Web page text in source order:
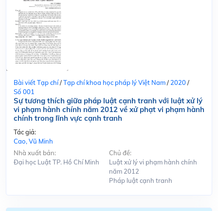
Bài viết Tạp chí/Tạp chí khoa học pháp lý Việt Nam/ 2020/
Số 001
Sự tương thích giữa pháp luật cạnh tranh với luật xử lý
vi phạm hành chính năm 2012 về xử phạt vi phạm hành
chính trong lĩnh vực cạnh tranh
Tác giả:
Cao, Vũ Minh
Nhà xuất bản:
Đại học Luật TP. Hồ Chí Minh
Chủ đề:
Luật xử lý vi phạm hành chính
năm 2012
Pháp luật cạnh tranh